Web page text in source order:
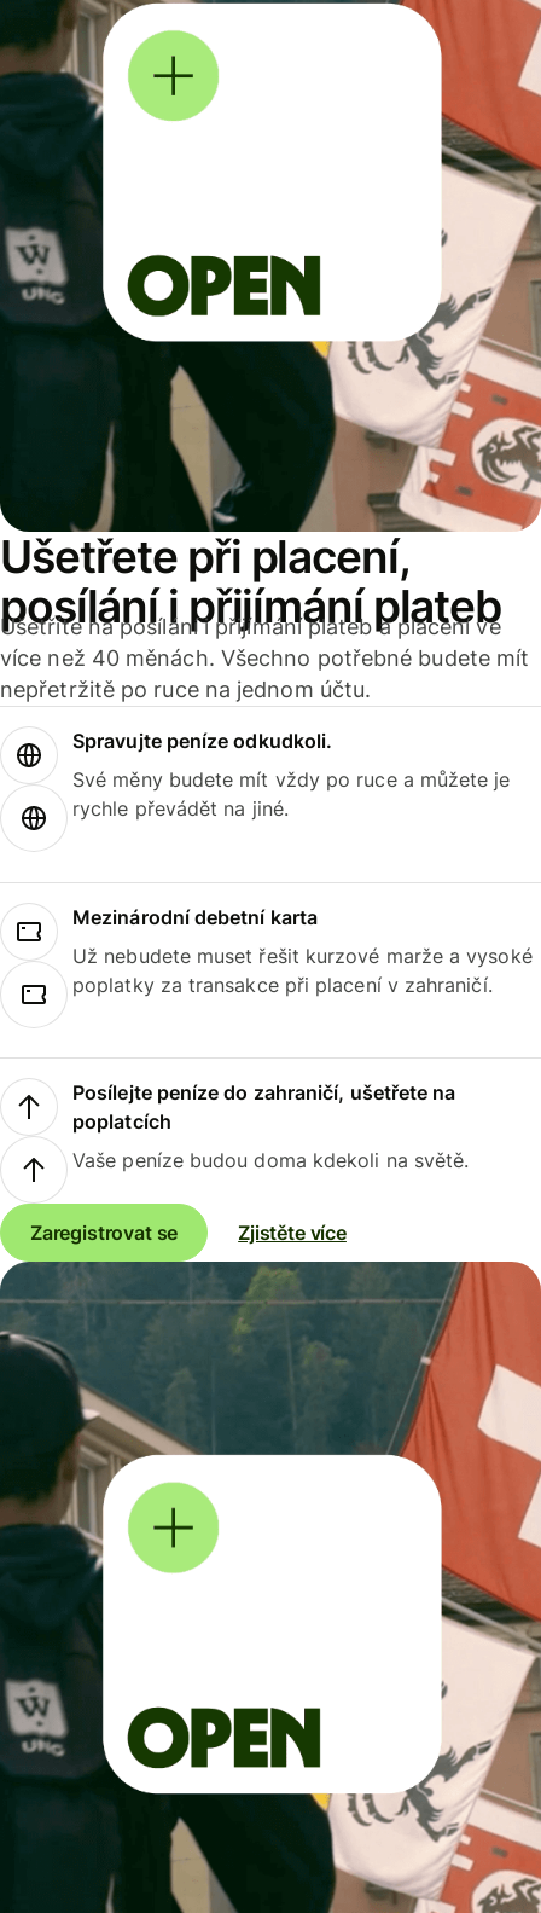
Ušetřete při placení,
posílání i přijímání plateb
Ušetříte na posílání i přijímání plateb a placení ve
více než 40 měnách. Všechno potřebné budete mít
nepřetržitě po ruce na jednom účtu.
Spravujte peníze odkudkoli.
Své měny budete mít vždy po ruce a můžete je
rychle převádět na jiné.
Mezinárodní debetní karta
Už nebudete muset řešit kurzové marže a vysoké
poplatky za transakce při placení v zahraničí.
Posílejte peníze do zahraničí, ušetřete na
poplatcích
Vaše peníze budou doma kdekoli na světě.
Zaregistrovat se Zjistěte více